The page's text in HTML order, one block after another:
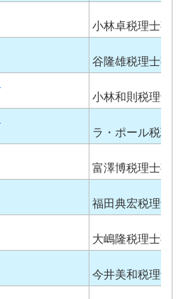
小林卓税理士事
谷隆雄税理士事
小林和則税理士
ラ・ポール税
富澤博税理士事
福田典宏税理士
大嶋隆税理士事
今井美和税理士